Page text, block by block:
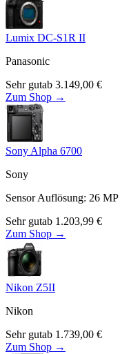
Lumix DC-S1R II
Panasonic
Sehr gutab 3.149,00 €
Zum Shop →
Sony Alpha 6700
Sony
Sensor Auflösung: 26 MP
Sehr gutab 1.203,99 €
Zum Shop →
Nikon Z5II
Nikon
Sehr gutab 1.739,00 €
Zum Shop →